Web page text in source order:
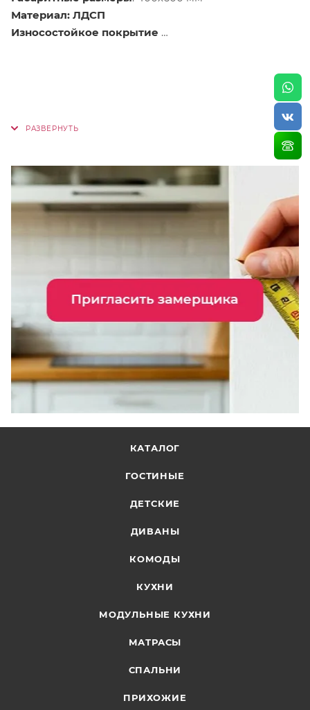
Материал: ЛДСП
Износостойкое покрытие
КАТАЛОГ
ГОСТИНЫЕ
ДЕТСКИЕ
ДИВАНЫ
КОМОДЫ
КУХНИ
МОДУЛЬНЫЕ КУХНИ
МАТРАСЫ
СПАЛЬНИ
ПРИХОЖИЕ